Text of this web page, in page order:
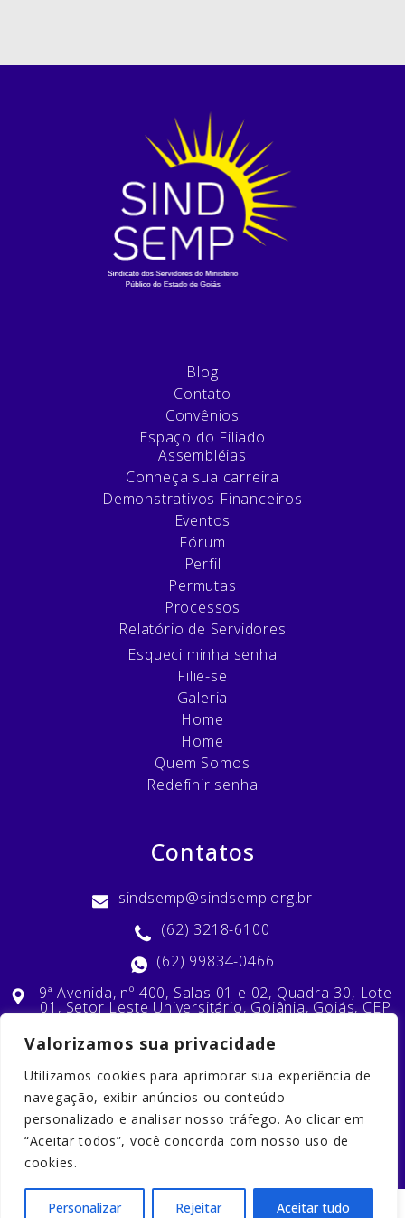
Valorizamos sua privacidade
Utilizamos cookies para aprimorar sua experiência de
navegação, exibir anúncios ou conteúdo
personalizado e analisar nosso tráfego. Ao clicar em
“Aceitar todos”, você concorda com nosso uso de
cookies.
Personalizar Rejeitar Aceitar tudo
Blog
Contato
Convênios
Espaço do Filiado
Assembléias
Conheça sua carreira
Demonstrativos Financeiros
Eventos
Fórum
Perfil
Permutas
Processos
Relatório de Servidores
Esqueci minha senha
Filie-se
Galeria
Home
Home
Quem Somos
Redefinir senha
Contatos
sindsemp@sindsemp.org.br
(62) 3218-6100
(62) 99834-0466
9ª Avenida, nº 400, Salas 01 e 02, Quadra 30, Lote
01, Setor Leste Universitário, Goiânia, Goiás, CEP
Nossas Redes Sociais
2023 © Copyright. Todos os direitos reservados. Desenvolvido por